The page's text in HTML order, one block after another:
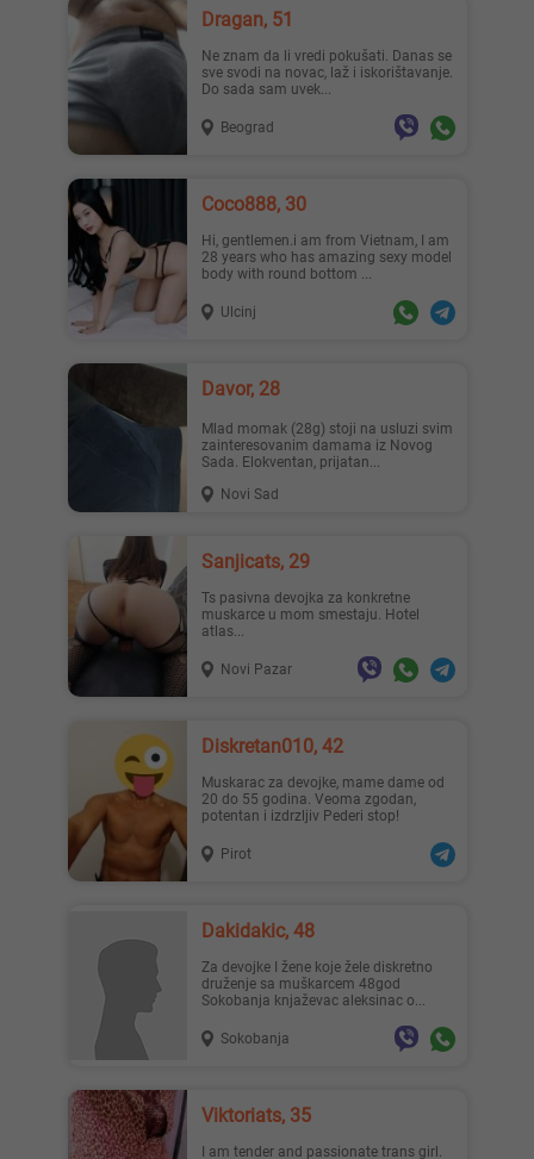
Dragan, 51
Ne znam da li vredi pokušati. Danas se
sve svodi na novac, laž i iskorištavanje.
Do sada sam uvek...
Beograd
Coco888, 30
Hi, gentlemen.i am from Vietnam, I am
28 years who has amazing sexy model
body with round bottom ...
Ulcinj
Davor, 28
Mlad momak (28g) stoji na usluzi svim
zainteresovanim damama iz Novog
Sada. Elokventan, prijatan...
Novi Sad
Sanjicats, 29
Ts pasivna devojka za konkretne
muskarce u mom smestaju. Hotel
atlas...
Novi Pazar
Diskretan010, 42
Muskarac za devojke, mame dame od
20 do 55 godina. Veoma zgodan,
potentan i izdrzljiv Pederi stop!
Pirot
Dakidakic, 48
Za devojke I žene koje žele diskretno
druženje sa muškarcem 48god
Sokobanja knjaževac aleksinac o...
Sokobanja
Viktoriats, 35